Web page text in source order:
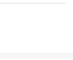
た